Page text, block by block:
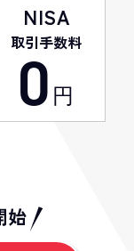
NISA
取引手数料
0 円